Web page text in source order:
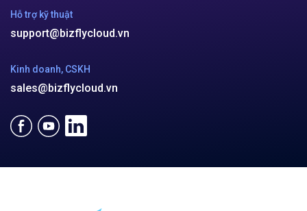
Hỗ trợ kỹ thuật
support@bizflycloud.vn
Kinh doanh, CSKH
sales@bizflycloud.vn